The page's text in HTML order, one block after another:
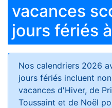
vacances
jours fériés
Nos calendriers 2026
jours fériés incluent
vacances d'Hiver, de
Toussaint et de Noël